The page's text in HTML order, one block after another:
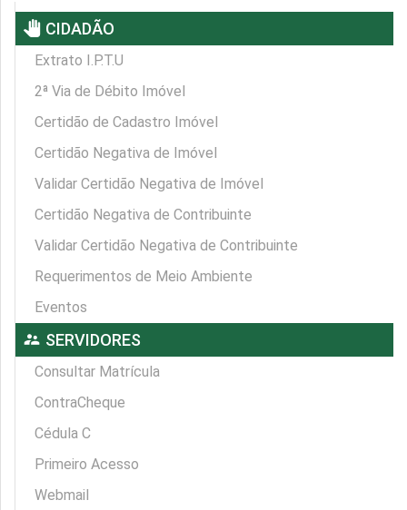
pan_tool CIDADÃO
Extrato I.P.T.U
2ª Via de Débito Imóvel
Certidão de Cadastro Imóvel
Certidão Negativa de Imóvel
Validar Certidão Negativa de Imóvel
Certidão Negativa de Contribuinte
Validar Certidão Negativa de Contribuinte
Requerimentos de Meio Ambiente
Eventos
supervisor_account SERVIDORES
Consultar Matrícula
ContraCheque
Cédula C
Primeiro Acesso
Webmail